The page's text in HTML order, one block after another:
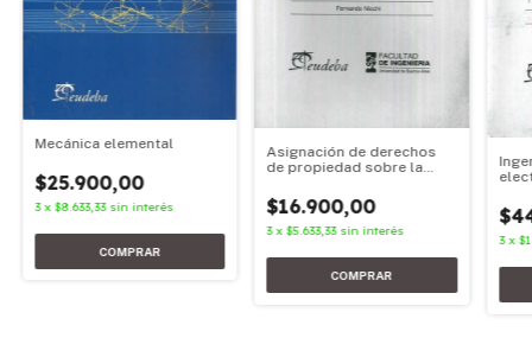
Mecánica elemental
$25.900,00
3 x $8.633,33 sin interés
Asignación de derechos
de propiedad sobre la
$16.900,00
3 x$5.633,33 sin interés
3 x